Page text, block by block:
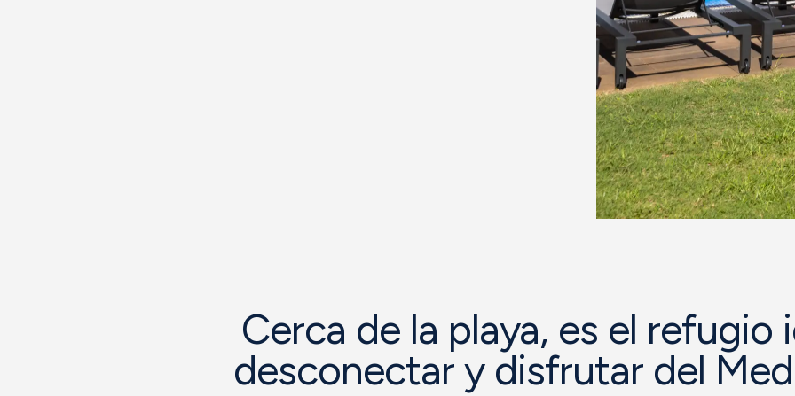
Cerca de la playa, es el refugio
desconectar y disfrutar del